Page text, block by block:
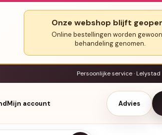
Onze webshop blijft
Online bestellingen worden
behandeling genomen.
Persoonlijke service ·
Mijn account Advies